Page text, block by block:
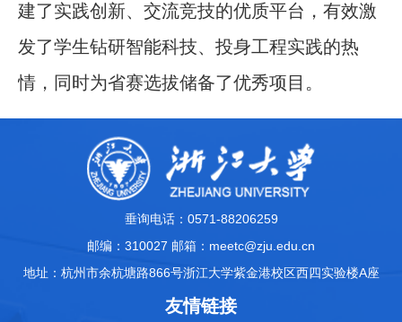
建了实践创新、交流竞技的优质平台，有效激
发了学生钻研智能科技、投身工程实践的热
情，同时为省赛选拔储备了优秀项目。
垂询电话：0571-88206259
邮编：310027 邮箱：meetc@zju.edu.cn
地址：杭州市余杭塘路866号浙江大学紫金港校区西四实验楼A座
友情链接